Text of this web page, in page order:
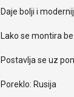
Daje bolji i
Lako se montira
Postavlja se uz
Poreklo: Rusija